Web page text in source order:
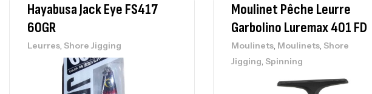
Hayabusa Jack Eye FS417
60GR
Leurres, Shore Jigging
Moulinet Pêche Leurre
Garbolino Luremax 401 FD
Moulinets, Moulinets, Shore
Jigging, Spinning